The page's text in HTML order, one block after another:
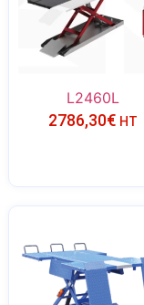
L2460L
2786,30€ HT